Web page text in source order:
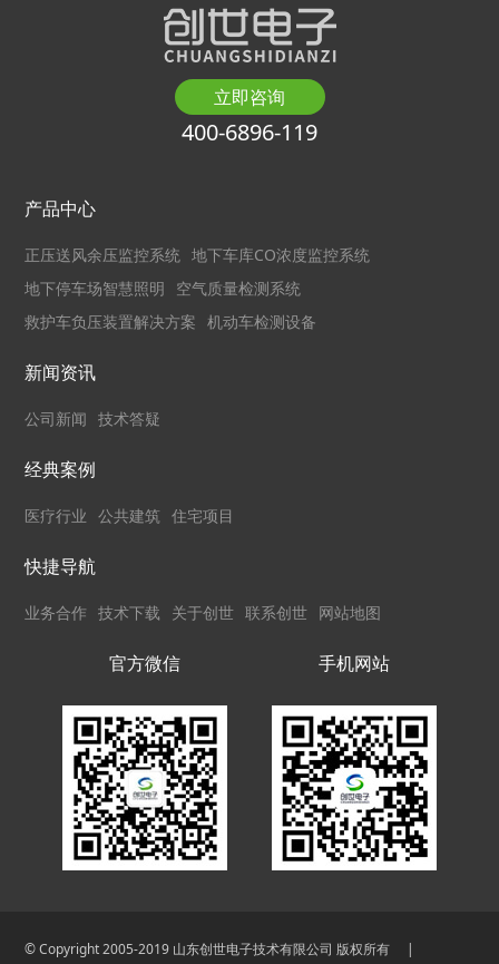
立即咨询
400-6896-119
产品中心
正压送风余压监控系统
地下车库CO浓度监控系统
地下停车场智慧照明
空气质量检测系统
救护车负压装置解决方案
机动车检测设备
新闻资讯
公司新闻 技术答疑
经典案例
医疗行业 公共建筑 住宅项目
快捷导航
业务合作 技术下载 关于创世 联系创世 网站地图
官方微信 手机网站
© Copyright 2005-2019 山东创世电子技术有限公司 版权所有
|